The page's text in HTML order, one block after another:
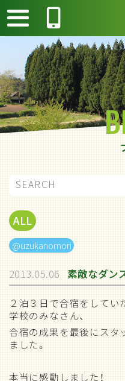
ALL
@uzukanomori
2013.05.06 素敵なダン
２泊３日で合宿をしてい
学校のみなさん、
合宿の成果を最後にスタ
ました。
本当に感動しました！